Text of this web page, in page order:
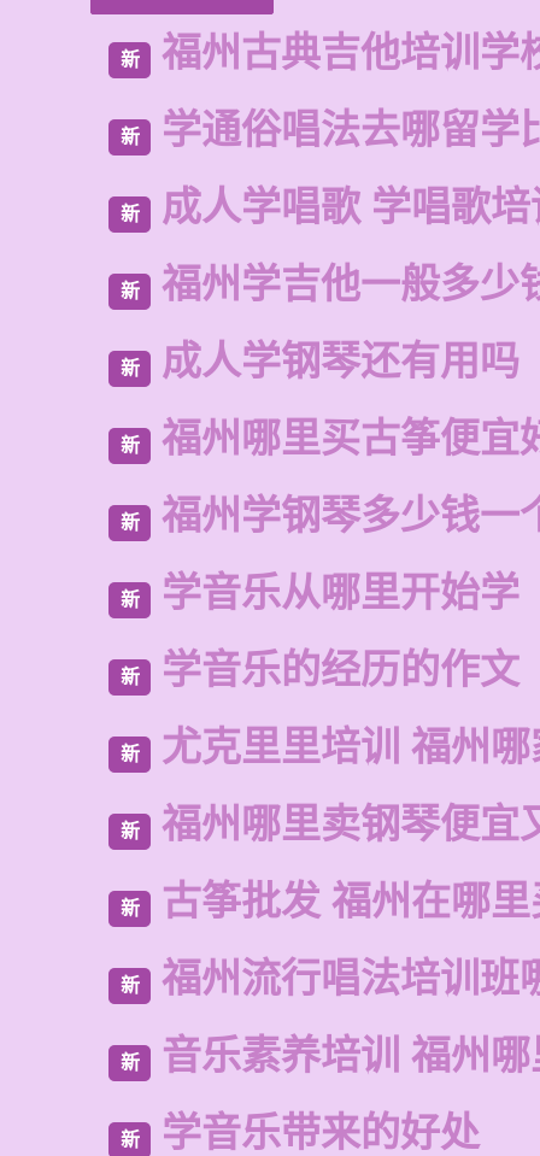
新 福州古典吉他培训学
新 学通俗唱法去哪留学
新 成人学唱歌 学唱歌培
新 福州学吉他一般多少
新 成人学钢琴还有用吗
新 福州哪里买古筝便宜
新 福州学钢琴多少钱一
新 学音乐从哪里开始学
新 学音乐的经历的作文
新 尤克里里培训 福州
新 福州哪里卖钢琴便宜
新 古筝批发 福州在哪
新 福州流行唱法培训班
新 音乐素养培训 福州
新 学音乐带来的好处